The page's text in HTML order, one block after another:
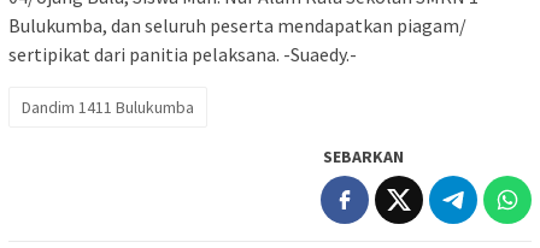
Bulukumba, dan seluruh peserta mendapatkan piagam/
sertipikat dari panitia pelaksana. -Suaedy.-
Dandim 1411 Bulukumba
SEBARKAN